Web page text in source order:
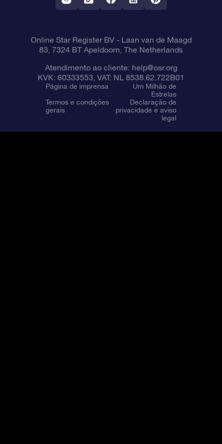
Online Star Register BV- Laan van de Maagd
83, 7324 BT Apeldoorn, The Netherlands
Atendimento ao cliente: help@osr.org
KVK: 60333553, VAT: NL 8538.62.722B01
Página de imprensa
Um Milhão de
Estrelas
Termos e condições
gerais
Declaração de
privacidade e aviso
legal